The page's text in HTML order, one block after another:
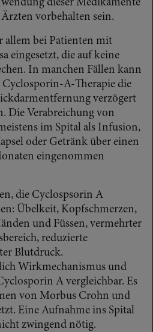
dieser Medikamente
vorbehalten sein.
allem bei Patienten mit
eingesetzt, die auf keine
In manchen Fällen kann
Cyclosporin-A-Therapie die
verzögert
Die Verabreichung von
im Spital als Infusion,
oder Getränk über einen
eingenommen
die Cyclospsorin A
Übelkeit, Kopfschmerzen,
und Füssen, vermehrter
reduzierte
Blutdruck.
Wirkmechanismus und
A vergleichbar. Es
von Morbus Crohn und
Eine Aufnahme ins Spital
zwingend nötig.